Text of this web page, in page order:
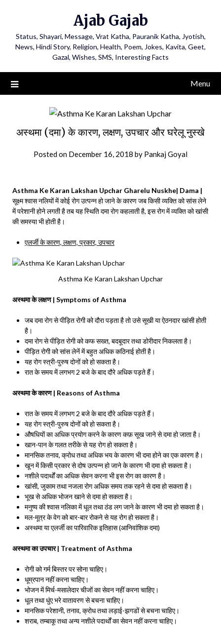
Ajab Gajab
Status, Shayari, Message, Vrat Katha, Pauranik Katha, Jyotish,
News, Hindi Story, Religion, Health, Poem, Jokes, Kavita, Geet,
Gazal, Wishes, SMS, Interesting Facts
Menu
अस्थमा (दमा) के कारण, लक्षण, उपचार और घरेलू नुस्खे
Posted on December 16, 2018 by Pankaj Goyal
Asthma Ke Karan Lakshan Upchar Gharelu Nuskhe| Dama |
सूक्ष्म श्वास नलियों में कोई रोग उत्पन्न हो जाने के कारण जब किसी व्यक्ति को सांस लेने
में परेशानी होने लगती है तब यह स्थिति दमा रोग कहलाती है, इस रोग में व्यक्ति को खांसी
की समस्या भी होती है।
एलर्जी के कारण, लक्षण, प्रकार, उपचार
Asthma Ke Karan Lakshan Upchar
अस्थमा के लक्षण | Symptoms of Asthma
जब दमा रोग से पीड़ित रोगी को दौरा पड़ता है तो उसे सूखी या ऐठनदार खांसी होती
है।
दमा रोग से पीड़ित रोगी को कफ सख्त, बदबूदार तथा डोरीदार निकलता है।
पीड़ित रोगी को सांस लेनें में बहुत अधिक कठिनाई होती है।
यह रोग स्त्री-पुरुष दोनों को हो सकता है।
रात के समय में लगभग 2 बजे के बाद दौरे अधिक पड़ते हैं।
अस्थमा के कारण | Reasons of Asthma
रात के समय में लगभग 2 बजे के बाद दौरे अधिक पड़ते हैं।
यह रोग स्त्री-पुरुष दोनों को हो सकता है।
औषधियों का अधिक प्रयोग करने के कारण कफ़ सूख जाने से दमा हो जाता है।
खान-पान के गलत तरीके से यह रोग हो सकता है।
मानसिक तनाव, क्रोध तथा अधिक भय के कारण भी दमा होने का एक कारण है।
खून में किसी प्रकार से दोष उत्पन्न हो जाने के कारण भी दमा हो सकता है।
नशीले पदार्थों का अधिक सेवन करना भी इस रोग का कारण है।
खांसी, जुकाम तथा नजला रोग अधिक समय तक रहने से दमा हो सकता है।
भूख से अधिक भोजन खाने से दमा हो सकता है।
मनुष्य की श्वास नलिका में धूल तथा ठंड लग जाने के कारण भी दमा हो सकता है।
मल-मूत्र के वेग को बार-बार रोकने से यह रोग हो सकता है।
अस्थमा या एलर्जी का पारिवारिक इतिहास (आनिवांशिक दमा)
अस्थमा का उपचार | Treatment of Asthma
रोगी को गर्म बिस्तर पर सोना चाहिए।
धूम्रपान नहीं करना चाहिए।
भोजन में मिर्च-मसालेदार चीजों का सेवन नहीं करना चाहिए।
धूल तथा धुंए भरे वातावरण से बचना चाहिए।
मानसिक परेशानी, तनाव, क्रोध तथा लड़ाई-झगडों से बचना चाहिए।
शराब, तम्बाकू तथा अन्य नशीले पदार्थों का सेवन नहीं करना चाहिए।